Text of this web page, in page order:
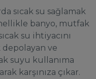
sıcak su sağlamak
banyo, mutfak
su ihtiyacını
depolayan ve
suyu kullanıma
karşınıza çıkar.